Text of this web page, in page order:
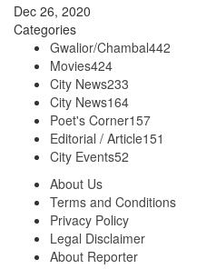
Dec 26, 2020
Categories
Gwalior/Chambal442
Movies424
City News233
City News164
Poet's Corner157
Editorial / Article151
City Events52
About Us
Terms and Conditions
Privacy Policy
Legal Disclaimer
About Reporter